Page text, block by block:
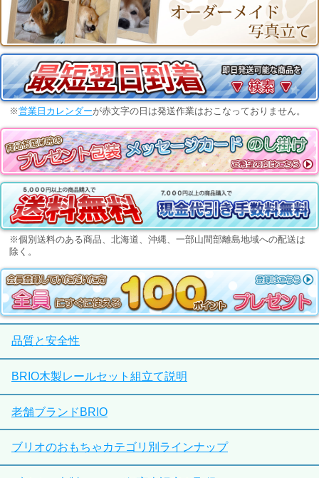
※営業日カレンダーが赤文字の日は発送作業はおこなっておりません。
※個別送料のある商品、北海道、沖縄、一部山間部離島地域への配送は
除く。
品質と安全性
BRIO木製レールセット組立て説明
老舗ブランドBRIO
ブリオのおもちゃカテゴリ別ラインナップ